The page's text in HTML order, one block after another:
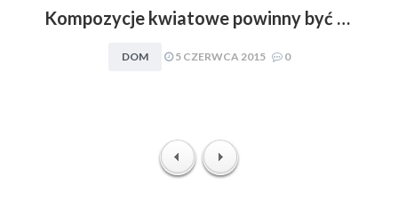
Kompozycje kwiatowe powinny być dopasowywane do charakteru i stylu aranżacyjnego wnętrza. Obowiązuje zasada: im mniej, tym lepiej
DOM 5 CZERWCA 2015 0